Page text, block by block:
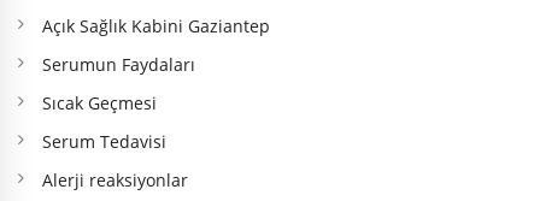
Açık Sağlık Kabini Gaziantep
Serumun Faydaları
Sıcak Geçmesi
Serum Tedavisi
Alerji reaksiyonlar